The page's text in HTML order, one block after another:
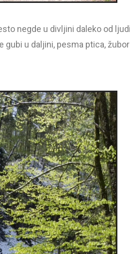
negde u divljini daleko od
gubi u daljini, pesma ptica,